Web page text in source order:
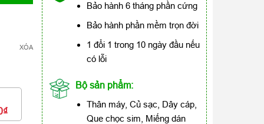
XÓA
Bảo hành 6 tháng phần cứng
Bảo hành phần mềm trọn đời
1 đổi 1 trong 10 ngày đầu nếu
có lỗi
Bộ sản phẩm:
Thân máy, Củ sạc, Dây cáp,
Que chọc sim, Miếng dán